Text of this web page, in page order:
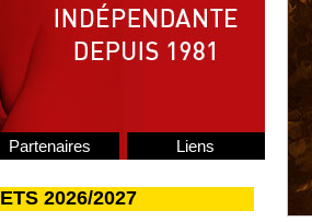
Partenaires Liens
2026/2027